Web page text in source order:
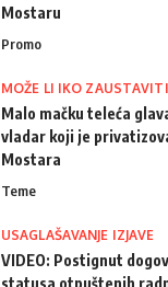
Mostaru
Promo
MOŽE LI IKO
Malo mačku teleća
vladar koji je
Mostara
Teme
USAGLAŠAVANJE IZJAVE
VIDEO: Postignut
statusa otpuštenih